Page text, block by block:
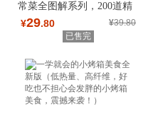
常菜全图解系列，200道精
选美味川菜在家
¥29.80 ¥39.80
已售完